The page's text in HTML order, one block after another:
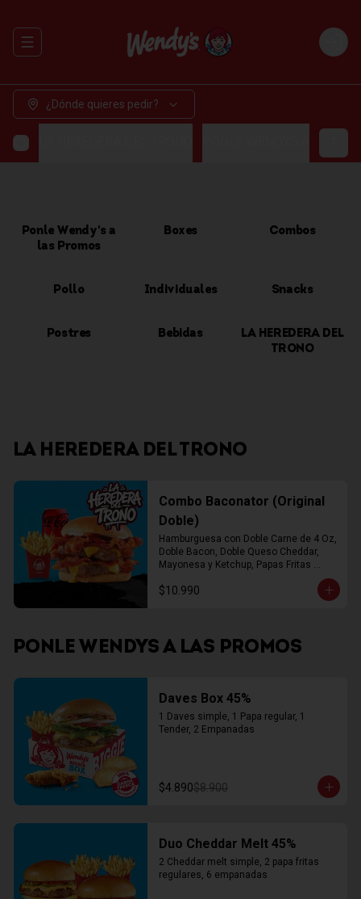
Abrir menu de navegación Login
¿Dónde quieres pedir?
Ponle Wendy's a
las Promos
Boxes Combos
Pollo Individuales Snacks
Postres Bebidas
LA HEREDERA DEL
TRONO
LA HEREDERA DEL TRONO
Combo Baconator (Original
Doble)
Hamburguesa con Doble Carne de 4 Oz,
Doble Bacon, Doble Queso Cheddar,
Mayonesa y Ketchup, Papas Fritas
$10.990
PONLE WENDYS A LAS PROMOS
Daves Box 45%
1 Daves simple, 1 Papa regular, 1
Tender, 2 Empanadas
$4.890$8.900
Duo Cheddar Melt 45%
2 Cheddar melt simple, 2 papa fritas
regulares, 6 empanadas